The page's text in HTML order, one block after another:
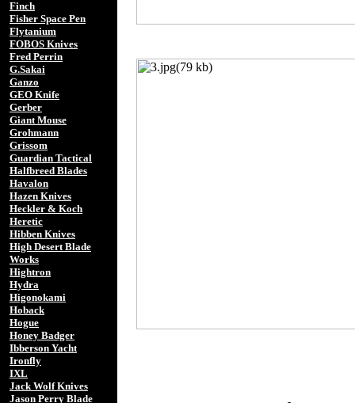
Finch
Fisher Space Pen
Flytanium
FOBOS Knives
Fred Perrin
G.Sakai
Ganzo
GEO Knife
Gerber
Giant Mouse
Grohmann
Grissom
Guardian Tactical
Halfbreed Blades
Havalon
Hazen Knives
Heckler & Koch
Heretic
Hibben Knives
High Desert Blade
Works
Hightron
Hydra
Higonokami
Hoback
Hogue
Honey Badger
Ibberson Yacht
Ironfly
IXL
Jack Wolf Knives
Jason Perry Blade